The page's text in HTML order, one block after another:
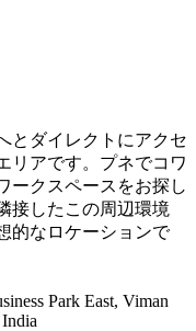
とダイレクトにアクセ
リアです。プネでコワ
ークスペースをお探し
接したこの周辺環境
的なロケーションで
Park East, Viman